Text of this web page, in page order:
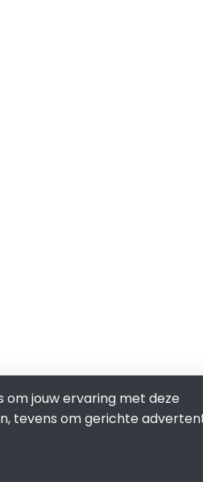
om jouw ervaring met deze
tevens om gerichte